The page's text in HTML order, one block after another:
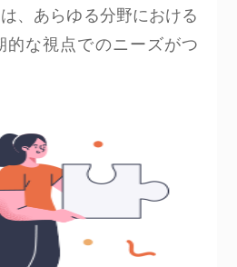
、あらゆる分野における
的な視点でのニーズがつ